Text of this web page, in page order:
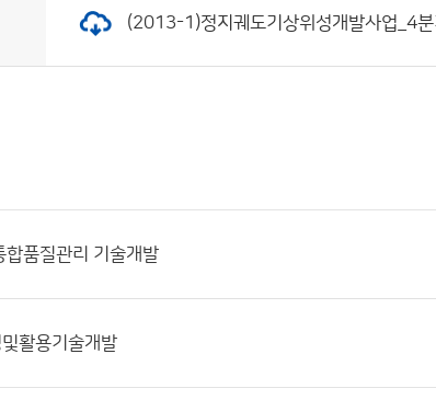
(2013-1)정지궤도기상위성개발사업_4
합품질관리 기술개발
활용기술개발